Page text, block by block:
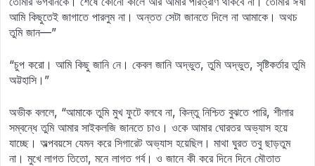
আমি কিছুতেই জাগাতে পারলুম না। অন্তত সেটা জানতে দিলে না আমাকে। অথচ
তুমি জান—”
“চুপ করো। আমি কিছু জানি নে। কেবল জানি অদ্ভুত, তুমি অদ্ভুত, সৃষ্টিকর্তার তুমি
অট্টহাসি।”
অভীক বললে, “আমাকে তুমি মুখ ফুটে বলবে না, কিন্তু নিশ্চিত বুঝতে পারি, শীলার
সম্বন্ধে তুমি আমার সাইকলজি জানতে চাও। ওকে আমার ঘোরতর অভ্যাস হয়ে
যাচ্ছে। অল্পবয়সে যেমন করে সিগারেট অভ্যাস হয়েছিল। মাথা ঘুরত তবু ছাড়তুম
না। মুখে লাগত তিতো, মনে লাগত গর্ব। ও জানে কী করে দিনে দিনে মৌতাত